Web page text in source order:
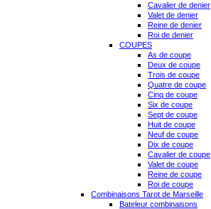
Cavalier de denier
Valet de denier
Reine de denier
Roi de denier
COUPES
As de coupe
Deux de coupe
Trois de coupe
Quatre de coupe
Cinq de coupe
Six de coupe
Sept de coupe
Huit de coupe
Neuf de coupe
Dix de coupe
Cavalier de coupe
Valet de coupe
Reine de coupe
Roi de coupe
Combinaisons Tarot de Marseille
Bateleur combinaisons